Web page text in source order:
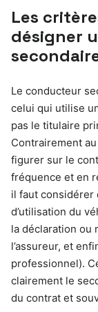
Les
désigner
Le conducteur
celui qui utilise
pas le titulaire
Contrairement
figurer sur le
fréquence et en
il faut considérer
d’utilisation du
la déclaration ou
l’assureur, et
professionnel).
clairement le
du contrat et